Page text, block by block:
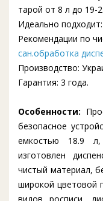
тарой от 8 л до 19-
Идеально
Рекомендации по
сан.обработка
Производство:
Гарантия: 3 года.
Особенности:
безопасное
емкостью 18.9
изготовлен
чистый материал,
широкой цветовой